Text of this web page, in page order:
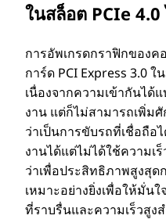
ในสล็อต PCIe
การอัพเกรดกราฟิกของ
การ์ด PCI Express 3.0 ใ
เนื่องจากความเข้ากันได้
งาน แต่ก็ไม่สามารถเพิ่ม
ว่าเป็นการขับรถที่เชื่อถื
งานได้แต่ไม่ได้ใช้ความเ
ว่าเพื่อประสิทธิภาพสูงสุ
เหมาะอย่างยิ่งเพื่อให้มั่น
ที่ราบรื่นและความเร็วสูง